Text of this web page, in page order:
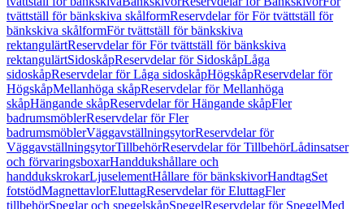
tvättställ för bänkskiva skålformReservdelar för För tvättställ för
bänkskiva skålformFör tvättställ för bänkskiva
rektangulärtReservdelar för För tvättställ för bänkskiva
rektangulärtSidoskåpReservdelar för SidoskåpLåga
sidoskåpReservdelar för Låga sidoskåpHögskåpReservdelar för
HögskåpMellanhöga skåpReservdelar för Mellanhöga
skåpHängande skåpReservdelar för Hängande skåpFler
badrumsmöblerReservdelar för Fler
badrumsmöblerVäggavställningsytorReservdelar för
VäggavställningsytorTillbehörReservdelar för TillbehörLådinsatser
och förvaringsboxarHanddukshållare och
handdukskrokarLjuselementHållare för bänkskivorHandtagSet
fotstödMagnettavlorEluttagReservdelar för EluttagFler
tillbehörSpeglar och spegelskåpSpegelReservdelar för SpegelMed